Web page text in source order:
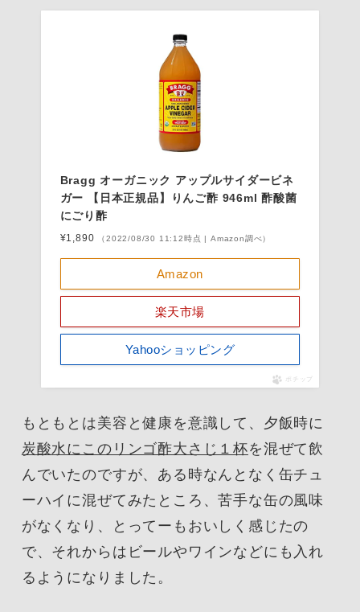
Bragg オーガニック アップルサイダービネ
ガー 【日本正規品】りんご酢 946ml 酢酸菌
にごり酢
¥1,890 （2022/08/30 11:12時点 | Amazon調べ）
Amazon
楽天市場
Yahooショッピング
ポチップ
もともとは美容と健康を意識して、夕飯時に
炭酸水にこのリンゴ酢大さじ１杯を混ぜて飲
んでいたのですが、ある時なんとなく缶チュ
ーハイに混ぜてみたところ、苦手な缶の風味
がなくなり、とってーもおいしく感じたの
で、それからはビールやワインなどにも入れ
るようになりました。